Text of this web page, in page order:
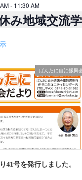
- 11:30 AM
み地域交流
ばんたに自治振興
41号を発行しました。